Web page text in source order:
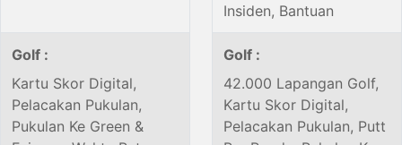
Insiden, Bantuan
Golf :
Kartu Skor Digital,
Pelacakan Pukulan,
Pukulan Ke Green &
Golf :
42.000 Lapangan Golf,
Kartu Skor Digital,
Pelacakan Pukulan, Putt